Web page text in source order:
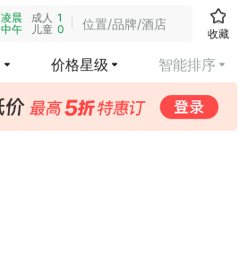
凌晨
中午
成人 1
儿童 0 位置/品牌/酒店
收藏
价格星级 智能排序